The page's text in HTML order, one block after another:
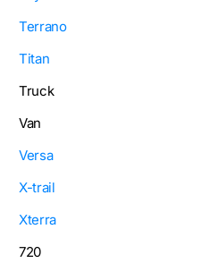
Terrano
Titan
Truck
Van
Versa
X-trail
Xterra
720